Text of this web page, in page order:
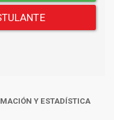
Y ESTADÍSTICA